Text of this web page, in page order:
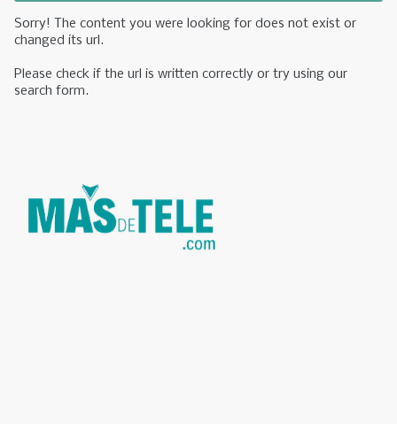
Sorry! The content you were looking for does not exist or
changed its url.
Please check if the url is written correctly or try using our
search form.